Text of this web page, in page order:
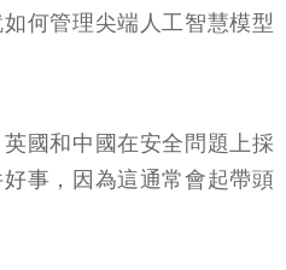
何管理尖端人工智慧模型
國和中國在安全問題上採
事，因為這通常會起帶頭